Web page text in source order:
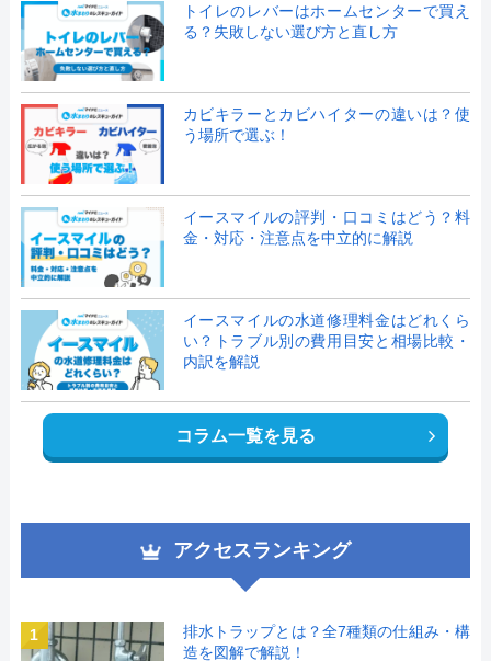
トイレのレバーはホームセンターで買え
る？失敗しない選び方と直し方
カビキラーとカビハイターの違いは？使
う場所で選ぶ！
イースマイルの評判・口コミはどう？料
金・対応・注意点を中立的に解説
イースマイルの水道修理料金はどれくら
い？トラブル別の費用目安と相場比較・
内訳を解説
コラム一覧を見る
アクセスランキング
1
排水トラップとは？全7種類の仕組み・構
造を図解で解説！